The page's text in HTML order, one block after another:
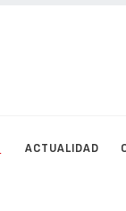
ACTUALIDAD